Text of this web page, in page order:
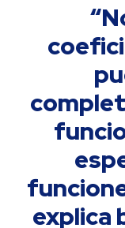
explica